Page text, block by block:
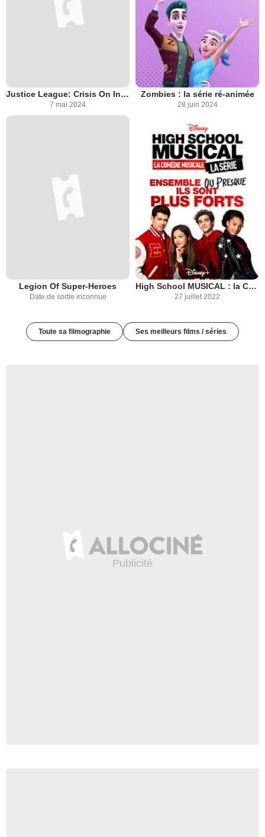
Justice League: Crisis On Infinite Earths partie 3
7 mai 2024
Zombies : la série ré-animée
28 juin 2024
Legion Of Super-Heroes
Date de sortie inconnue
High School MUSICAL : la Comédie Musicale, la SERIE
27 juillet 2022
Toute sa filmographie Ses meilleurs films / séries